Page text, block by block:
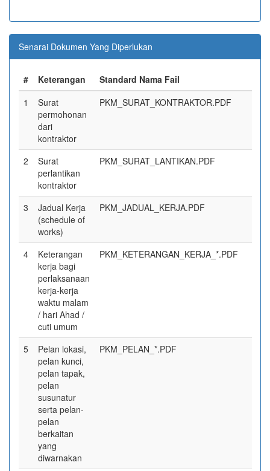
Senarai Dokumen Yang Diperlukan
# Keterangan
Standard Nama Fail
1
Surat
permohonan
dari
kontraktor
PKM_SURAT_KONTRAKTOR.PDF
2
Surat
perlantikan
kontraktor
PKM_SURAT_LANTIKAN.PDF
3
Jadual Kerja
(schedule of
works)
PKM_JADUAL_KERJA.PDF
4
Keterangan
kerja bagi
perlaksanaan
kerja-kerja
waktu malam
/ hari Ahad /
cuti umum
PKM_KETERANGAN_KERJA_*.PDF
5
Pelan lokasi,
pelan kunci,
pelan tapak,
pelan
susunatur
serta pelan-
pelan
berkaitan
yang
diwarnakan
PKM_PELAN_*.PDF